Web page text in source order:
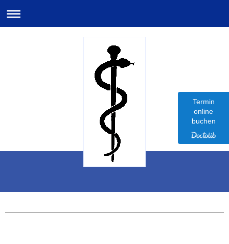
Termin
online
buchen